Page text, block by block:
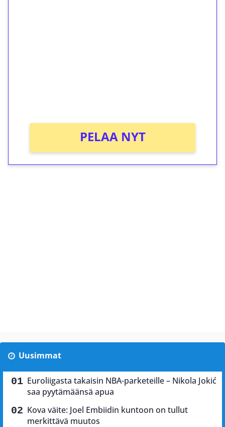
PELAA NYT
Uusimmat
Euroliigasta takaisin NBA-parketeille – Nikola Jokić
saa pyytämäänsä apua
Kova väite: Joel Embiidin kuntoon on tullut
merkittävä muutos